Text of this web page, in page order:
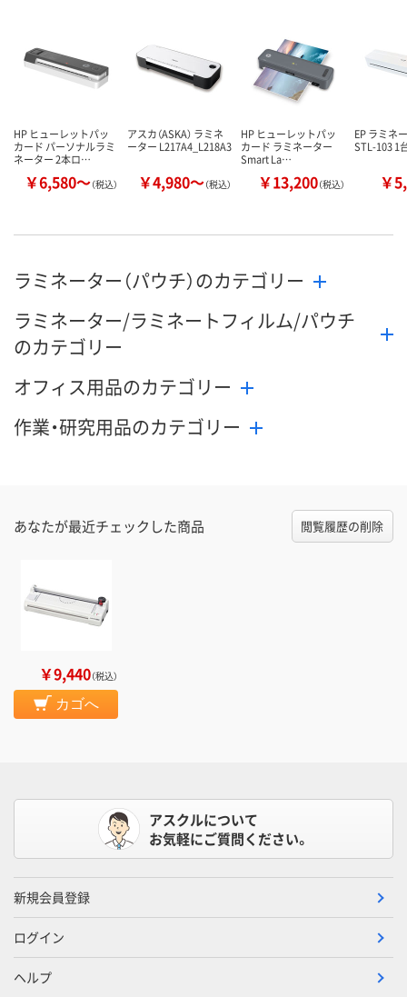
HP ヒューレットパッ
カード パーソナルラミ
ネーター 2本ロ…
￥6,580～（税込）
アスカ（ASKA） ラミネ
ーター L217A4_L218A3
￥4,980～（税込）
HP ヒューレットパッ
カード ラミネーター
Smart La…
￥13,200（税込）
EP ラミネ
STL-103 1
￥
ラミネーター（パウチ）のカテゴリー
ラミネーター/ラミネートフィルム/パウチ
のカテゴリー
オフィス用品のカテゴリー
作業・研究用品のカテゴリー
あなたが最近チェックした商品 閲覧履歴の削除
￥9,440（税込）
カゴへ
アスクルについて
お気軽にご質問ください。
新規会員登録
ログイン
ヘルプ